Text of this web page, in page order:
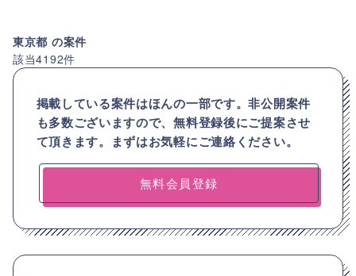
東京都 の案件
該当4192件
掲載している案件はほんの一部です。非公開案件
も多数ございますので、無料登録後にご提案させ
て頂きます。まずはお気軽にご連絡ください。
無料会員登録